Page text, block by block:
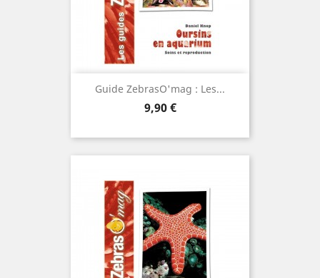
Guide ZebrasO'mag : Les...
Prix
9,90 €